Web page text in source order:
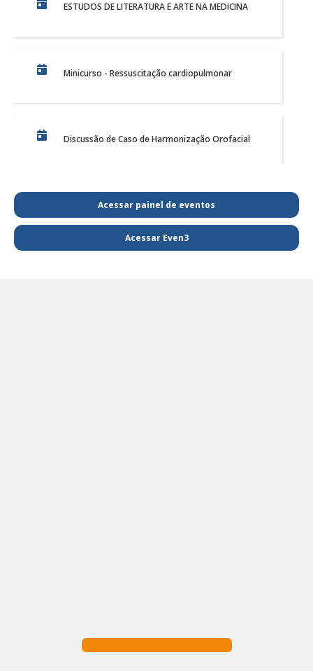
ESTUDOS DE LITERATURA E ARTE NA MEDICINA
Minicurso - Ressuscitação cardiopulmonar
Discussão de Caso de Harmonização Orofacial
PE Projeto de Reabilitação Funcional
Acessar painel de eventos
Acessar Even3